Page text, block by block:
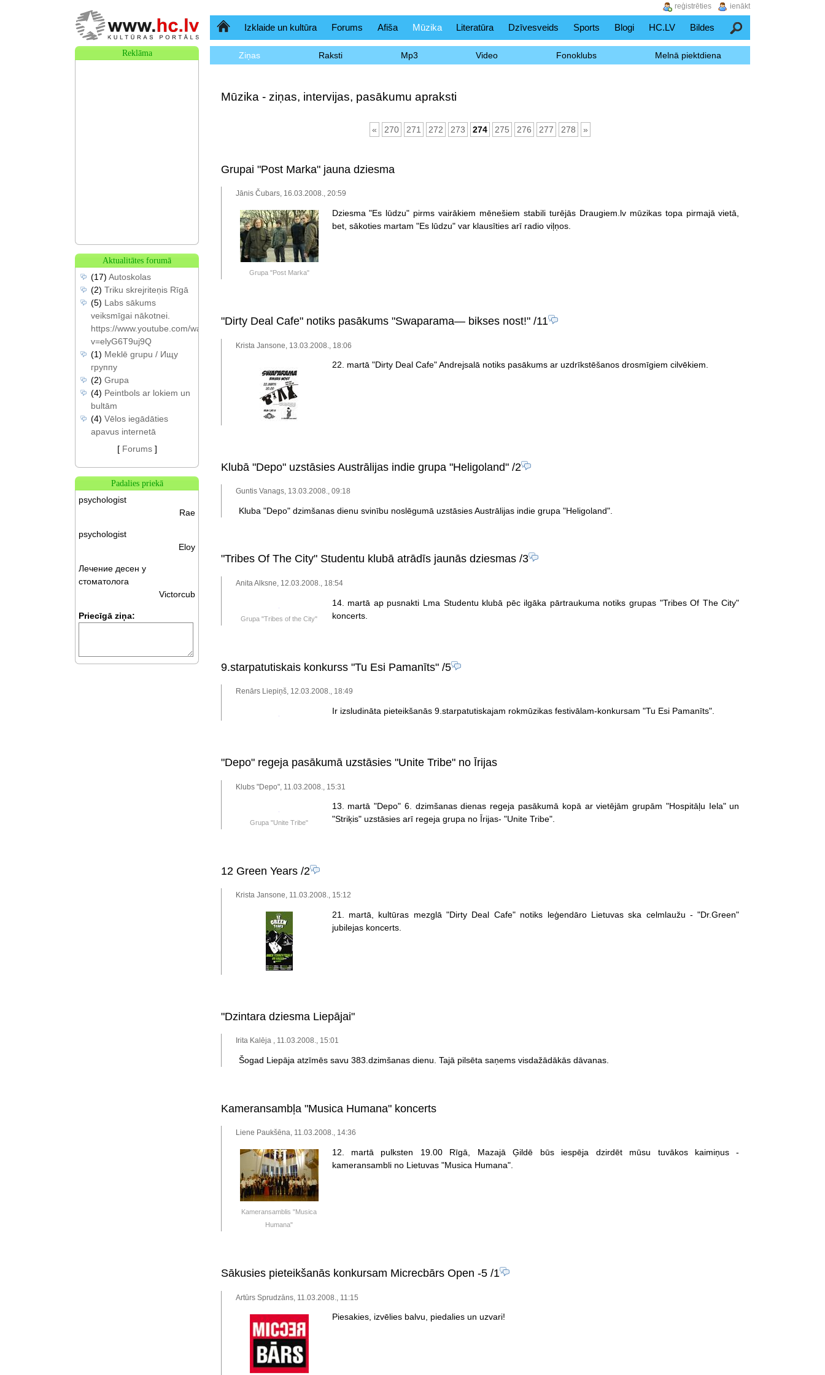
SākumlapaIzklaide un kultūra Forums Afiša Mūzika Literatūra Dzīvesveids Sports Blogi HC.LV Bildes Meklēšana
Ziņas Raksti Mp3 Video Fonoklubs Melnā piektdiena
Mūzika - ziņas, intervijas, pasākumu apraksti
« 270 271 272 273 274 275 276 277 278 »
Grupai "Post Marka" jauna dziesma
Jānis Čubars, 16.03.2008., 20:59
Grupa "Post Marka"
Dziesma "Es lūdzu" pirms vairākiem mēnešiem stabili turējās Draugiem.lv mūzikas topa pirmajā vietā,
bet, sākoties martam "Es lūdzu" var klausīties arī radio viļņos.
"Dirty Deal Cafe" notiks pasākums "Swaparama— bikses nost!"/11
Krista Jansone, 13.03.2008., 18:06
22. martā "Dirty Deal Cafe" Andrejsalā notiks pasākums ar uzdrīkstēšanos drosmīgiem cilvēkiem.
Klubā "Depo" uzstāsies Austrālijas indie grupa "Heligoland"/2
Guntis Vanags, 13.03.2008., 09:18
Kluba "Depo" dzimšanas dienu svinību noslēgumā uzstāsies Austrālijas indie grupa "Heligoland".
"Tribes Of The City" Studentu klubā atrādīs jaunās dziesmas/3
Anita Alksne, 12.03.2008., 18:54
Grupa "Tribes of the City"
14. martā ap pusnakti Lma Studentu klubā pēc ilgāka pārtraukuma notiks grupas "Tribes Of The City"
koncerts.
9.starpatutiskais konkurss "Tu Esi Pamanīts"/5
Renārs Liepiņš, 12.03.2008., 18:49
Ir izsludināta pieteikšanās 9.starpatutiskajam rokmūzikas festivālam-konkursam "Tu Esi Pamanīts".
"Depo" regeja pasākumā uzstāsies "Unite Tribe" no Īrijas
Klubs "Depo", 11.03.2008., 15:31
Grupa "Unite Tribe"
13. martā "Depo" 6. dzimšanas dienas regeja pasākumā kopā ar vietējām grupām "Hospitāļu Iela" un
"Striķis" uzstāsies arī regeja grupa no Īrijas- "Unite Tribe".
12 Green Years/2
Krista Jansone, 11.03.2008., 15:12
21. martā, kultūras mezglā "Dirty Deal Cafe" notiks leģendāro Lietuvas ska celmlaužu - "Dr.Green"
jubilejas koncerts.
"Dzintara dziesma Liepājai"
Irita Kalēja , 11.03.2008., 15:01
Šogad Liepāja atzīmēs savu 383.dzimšanas dienu. Tajā pilsēta saņems visdažādākās dāvanas.
Kameransambļa "Musica Humana" koncerts
Liene Paukšēna, 11.03.2008., 14:36
Kameransamblis "Musica
Humana"
12. martā pulksten 19.00 Rīgā, Mazajā Ģildē būs iespēja dzirdēt mūsu tuvākos kaimiņus -
kameransambli no Lietuvas "Musica Humana".
Sākusies pieteikšanās konkursam Micrecbārs Open -5/1
Artūrs Sprudzāns, 11.03.2008., 11:15
Piesakies, izvēlies balvu, piedalies un uzvari!
Reklāma
Aktualitātes forumā
(17) Autoskolas
(2) Triku skrejriteņis Rīgā
(5) Labs sākums
veiksmīgai nākotnei.
https://www.youtube.com/watch?
v=elyG6T9uj9Q
(1) Meklē grupu / Ищу
группу
(2) Grupa
(4) Peintbols ar lokiem un
bultām
(4) Vēlos iegādāties
apavus internetā
[ Forums]
Padalies priekā
psychologist
Rae
psychologist
Eloy
Лечение десен у
стоматолога
Victorcub
Priecīgā ziņa:
ienākt
reģistrēties